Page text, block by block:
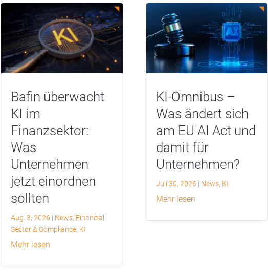
Bafin überwacht
KI im
Finanzsektor:
Was
Unternehmen
jetzt einordnen
sollten
Aug. 3, 2026 | News, Financial
Sector & Compliance, KI
mehr lesen
KI-Omnibus –
Was ändert sich
am EU AI Act und
damit für
Unternehmen?
Juli 30, 2026 | News, KI
mehr lesen